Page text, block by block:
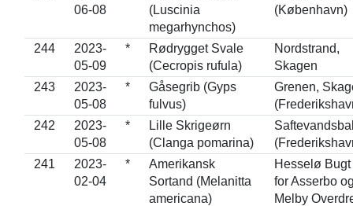
06-08
(Luscinia
megarhynchos)
(København)
244
2023-
05-09
*
Rødrygget Svale
(Cecropis rufula)
Nordstrand,
Skagen
243
2023-
05-08
*
Gåsegrib (Gyps
fulvus)
Grenen,
242
2023-
05-08
*
Lille Skrigeørn
(Clanga pomarina)
241
2023-
02-04
*
Amerikansk
Sortand (Melanitta
americana)
Hesselø Bugt
for Asserbo
Melby